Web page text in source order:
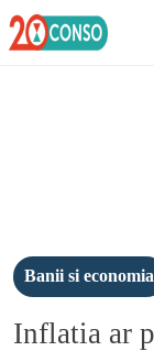
Banii si economia
Inflatia ar